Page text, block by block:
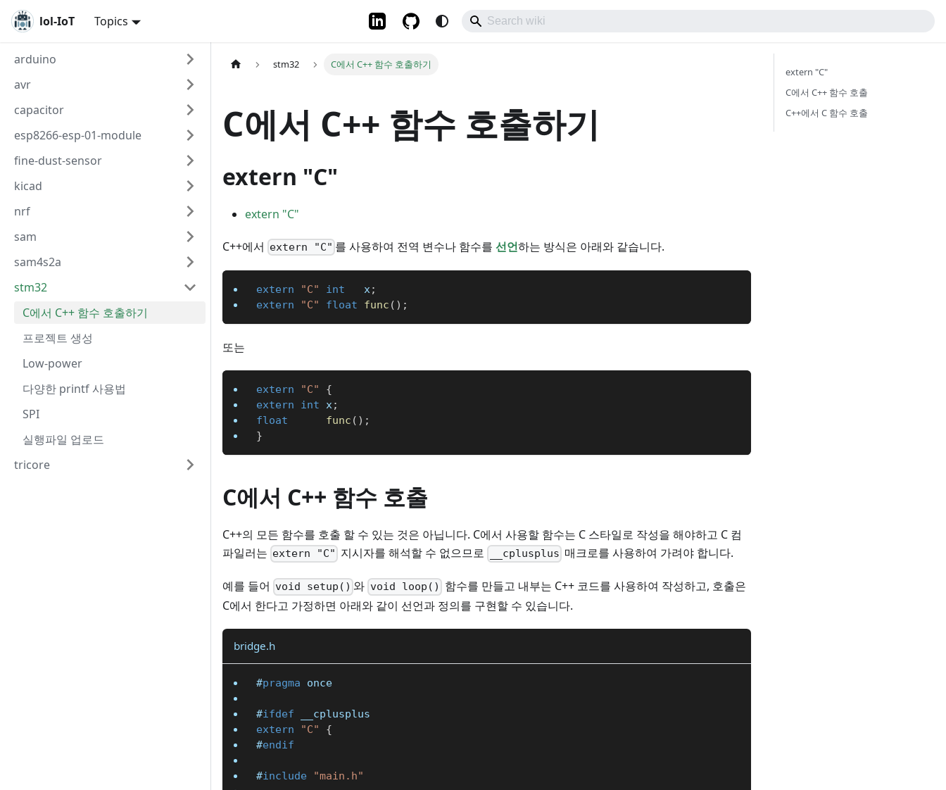
lol-IoT Topics
arduino
avr
capacitor
esp8266-esp-01-module
fine-dust-sensor
kicad
nrf
sam
sam4s2a
stm32
C에서 C++ 함수 호출하기
프로젝트 생성
Low-power
다양한 printf 사용법
SPI
실행파일 업로드
tricore
stm32 C에서 C++ 함수 호출하기
C에서 C++ 함수 호출하기
extern "C"
extern "C"
C++에서 extern "C" 를 사용하여 전역 변수나 함수를선언하는 방식은 아래와 같습니다.
extern "C" int
   x
;
extern
"C" float func ( ) ;
또는
extern "C"
{
extern
int x;
float
func ( ) ;
}
C에서 C++ 함수 호출
C++의 모든 함수를 호출 할 수 있는 것은 아닙니다. C에서 사용할 함수는 C 스타일로 작성을 해야하고 C 컴
파일러는 extern "C" 지시자를 해석할 수 없으므로 __cplusplus 매크로를 사용하여 가려야 합니다.
예를 들어 void setup() 와 void loop()
함수를 만들고 내부는 C++ 코드를 사용하여 작성하고, 호출은
C에서 한다고 가정하면 아래와 같이 선언과 정의를 구현할 수 있습니다.
bridge.h
#pragma once
#ifdef
__cplusplus
extern
"C"
{
#endif
#include "main.h"
extern "C"
C에서 C++ 함수 호출
C++에서 C 함수 호출